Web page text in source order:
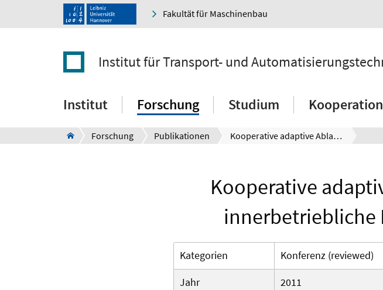
Fakultät für Maschinenbau
Institut für Transport- und
Institut Forschung Studium Kooperation
Forschung Publikationen Kooperative adaptive Ablaufsteuerung für innerbetriebliche Materialflusssysteme
Kooperative
innerbetriebliche
Kategorien
Konferenz (reviewed)
Jahr
2011